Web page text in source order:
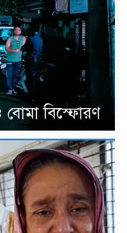
বোমা বিস্ফোরণ